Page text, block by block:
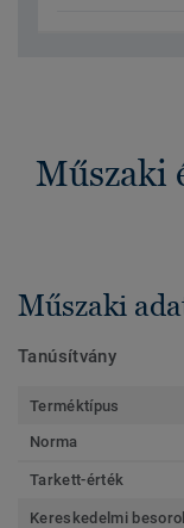
Műszaki
Műszaki
Tanúsítvány
Terméktípus
Norma
Tarkett-érték
Kereskedelmi